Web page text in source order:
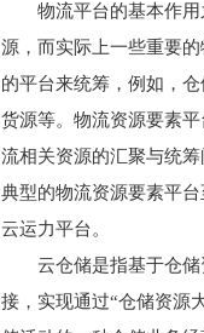
物流平台的基本作
源，而实际上一些重要
的平台来统筹，例如，仓
货源等。物流资源要素
流相关资源的汇聚与统筹
典型的物流资源要素平
云运力平台。
云仓储是指基于仓
接，实现通过“仓储资源